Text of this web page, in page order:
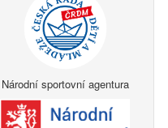
Národní sportovní agentura